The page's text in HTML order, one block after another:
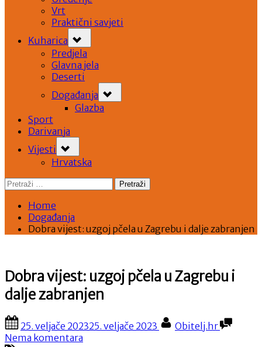
Vrt
Praktični savjeti
Kuharica
sub-
menu
Predjela
Glavna jela
Deserti
Događanja
sub-
menu
Glazba
Sport
Darivanja
Vijesti
sub-
menu
Hrvatska
Pretraži:
Home
Događanja
Dobra vijest: uzgoj pčela u Zagrebu i dalje zabranjen
Dobra vijest: uzgoj pčela u Zagrebu i
dalje zabranjen
Posted
on
25. veljače 202325. veljače 2023 By
Obitelj.hr
Nema komentara